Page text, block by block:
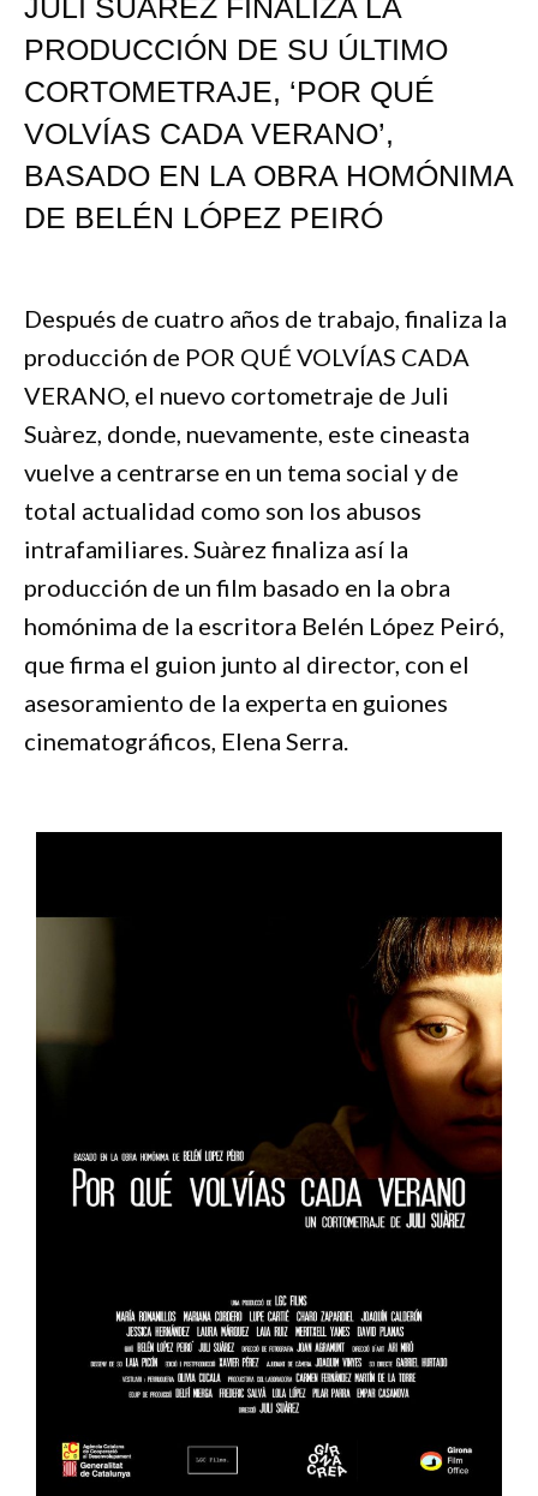
JULI SUÀREZ FINALIZA LA
PRODUCCIÓN DE SU ÚLTIMO
CORTOMETRAJE, ‘POR QUÉ
VOLVÍAS CADA VERANO’,
BASADO EN LA OBRA HOMÓNIMA
DE BELÉN LÓPEZ PEIRÓ
Después de cuatro años de trabajo, finaliza la
producción de POR QUÉ VOLVÍAS CADA
VERANO, el nuevo cortometraje de Juli
Suàrez, donde, nuevamente, este cineasta
vuelve a centrarse en un tema social y de
total actualidad como son los abusos
intrafamiliares. Suàrez finaliza así la
producción de un film basado en la obra
homónima de la escritora Belén López Peiró,
que firma el guion junto al director, con el
asesoramiento de la experta en guiones
cinematográficos, Elena Serra.